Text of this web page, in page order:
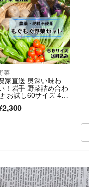
菜
家直送 奥深い味わ
！岩手 野菜詰め合わ
お試し60サイズ 4〜
6種類《農薬不使用》